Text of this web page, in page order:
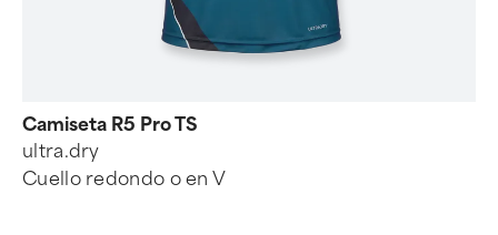
Camiseta R5 Pro TS
ultra.dry
Cuello redondo o en V